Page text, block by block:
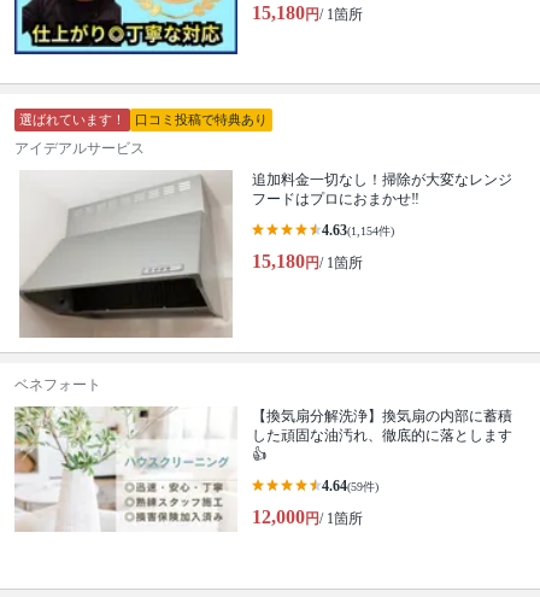
15,180円/ 1箇所
選ばれています！ 口コミ投稿で特典あり
アイデアルサービス
追加料金一切なし！掃除が大変なレンジ
フードはプロにおまかせ‼︎
4.63(1,154件)
15,180円/ 1箇所
ベネフォート
【換気扇分解洗浄】換気扇の内部に蓄積
した頑固な油汚れ、徹底的に落とします
👍
4.64(59件)
12,000円/ 1箇所